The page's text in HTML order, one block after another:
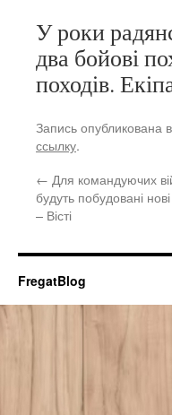
У роки
два бойові
походів.
Запись опубликована
ссылку.
← Для командуючих
будуть побудовані
– Вісті
FregatBlog